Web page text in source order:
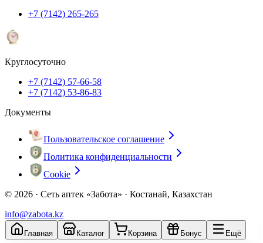
+7 (7142) 265-265
Круглосуточно
+7 (7142) 57-66-58
+7 (7142) 53-86-83
Документы
Пользовательское соглашение
Политика конфиденциальности
Cookie
© 2026 · Сеть аптек «Забота» · Костанай, Казахстан
info@zabota.kz
Главная Каталог Корзина Бонус Ещё